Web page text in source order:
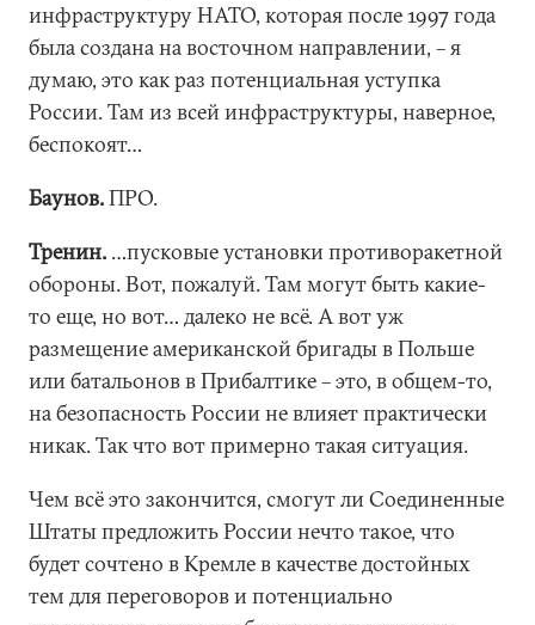
инфраструктуру НАТО, которая после 1997 года
была создана на восточном направлении, – я
думаю, это как раз потенциальная уступка
России. Там из всей инфраструктуры, наверное,
беспокоят…
Баунов.ПРО.
Тренин. …пусковые установки противоракетной
обороны. Вот, пожалуй. Там могут быть какие-
то еще, но вот… далеко не всё. А вот уж
размещение американской бригады в Польше
или батальонов в Прибалтике – это, в общем-то,
на безопасность России не влияет практически
никак. Так что вот примерно такая ситуация.
Чем всё это закончится, смогут ли Соединенные
Штаты предложить России нечто такое, что
будет сочтено в Кремле в качестве достойных
тем для переговоров и потенциально